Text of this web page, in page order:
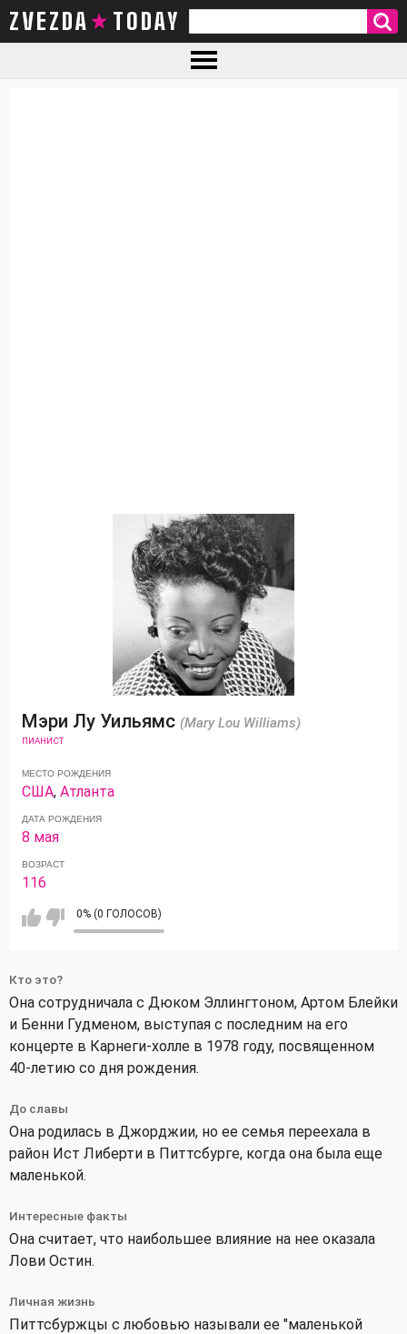
ZVEZDA TODAY
Мэри Лу Уильямс (Mary Lou Williams)
ПИАНИСТ
МЕСТО РОЖДЕНИЯ
США,Атланта
ДАТА РОЖДЕНИЯ
8 мая
ВОЗРАСТ
116
0% (0 ГОЛОСОВ)
Кто это?
Она сотрудничала с Дюком Эллингтоном, Артом Блейки
и Бенни Гудменом, выступая с последним на его
концерте в Карнеги-холле в 1978 году, посвященном
40-летию со дня рождения.
До славы
Она родилась в Джорджии, но ее семья переехала в
район Ист Либерти в Питтсбурге, когда она была еще
маленькой.
Интересные факты
Она считает, что наибольшее влияние на нее оказала
Лови Остин.
Личная жизнь
Питтсбуржцы с любовью называли ее "маленькой